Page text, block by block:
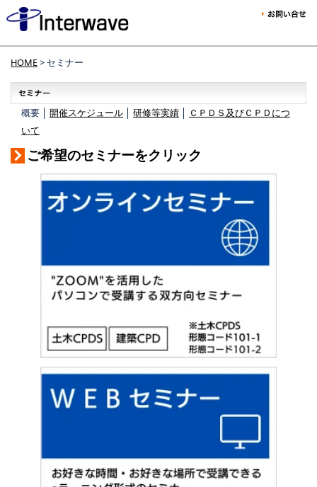
HOME> セミナー
概要 │ 開催スケジュール 研修等実績
ＣＰＤＳ及びＣＰＤにつ
いて
ご希望のセミナーをクリック